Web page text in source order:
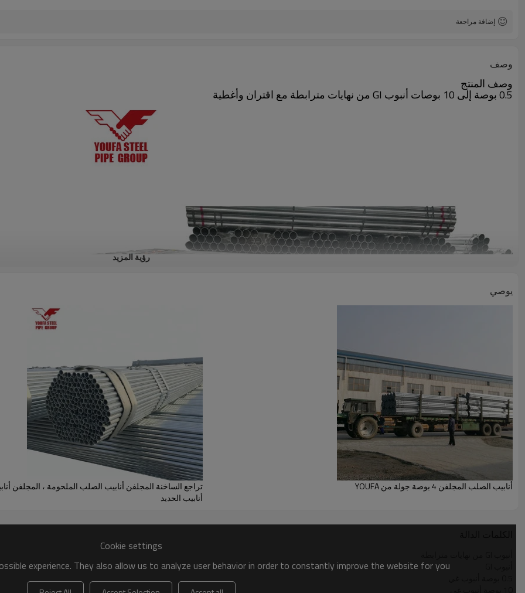
إضافة مراجعة
وصف
وصف المنتج
0.5 بوصة إلى 10 بوصات أنبوب GI من نهايات مترابطة مع اقتران وأغطية
رؤية المزيد
يوصي
أنابيب الصلب المجلفن 4 بوصة جولة من YOUFA
تراجع الساخنة المجلفن أنابيب الصلب الملحومة ، المجلفن
أنابيب الحديد
Cookie settings
experience. They also allow us to analyze user behavior in order to constantly improve the website for you.